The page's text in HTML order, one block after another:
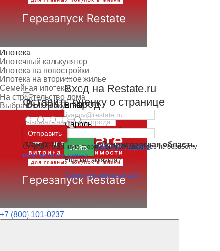
Ипотека
Ипотечный калькулятор
Ипотека на новостройки
Ипотека на вторичное жилье
Семейная ипотека
На строительство дома
Выбрать по банку
+7 (800) 101-0237
Выбрать город
Москва и
Московская область
Санкт-Петербург иЛенинградская область
Вход на Restate.ru
Email
Пароль
Войти Забыли пароль
Ещё нет аккаунта?
Зарегистрироваться
Оставить оценку о странице
Отправить
Отправляя данную форму, вы соглашаетесь на обработку
персональных данных